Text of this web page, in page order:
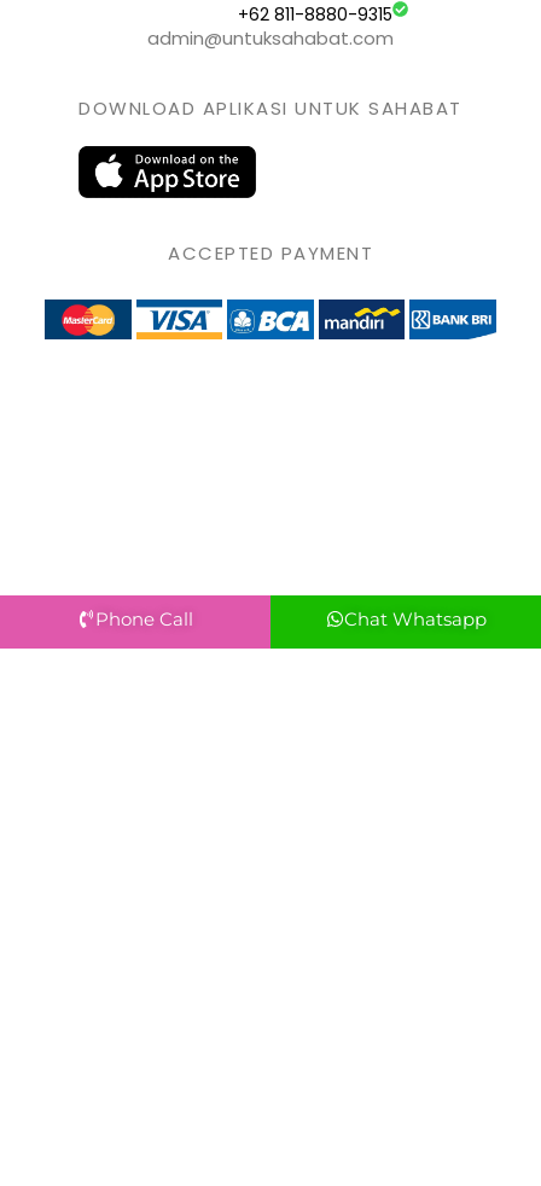
+62 811-8880-9315
admin@untuksahabat.com
DOWNLOAD APLIKASI UNTUK SAHABAT
ACCEPTED PAYMENT
Phone Call Chat Whatsapp